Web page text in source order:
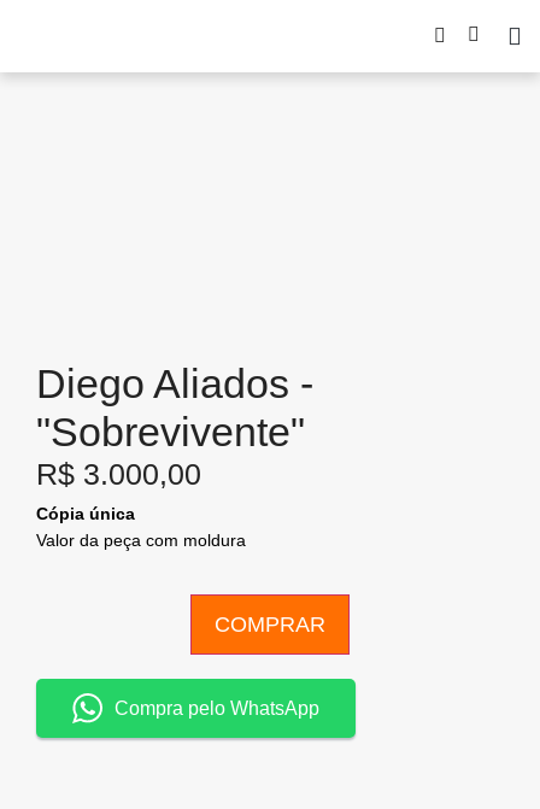
Diego Aliados -
"Sobrevivente"
R$ 3.000,00
Cópia única
Valor da peça com moldura
COMPRAR
Compra pelo WhatsApp